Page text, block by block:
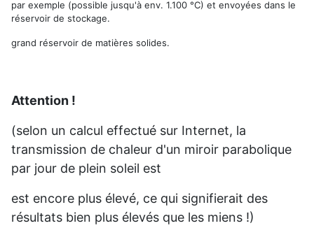
par exemple (possible jusqu'à env. 1.100 °C) et envoyées dans le
réservoir de stockage.
grand réservoir de matières solides.
Attention !
(selon un calcul effectué sur Internet, la
transmission de chaleur d'un miroir parabolique
par jour de plein soleil est
est encore plus élevé, ce qui signifierait des
résultats bien plus élevés que les miens !)